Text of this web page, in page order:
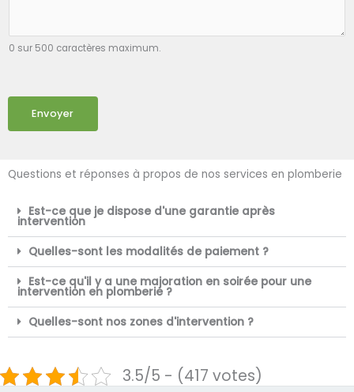
0 sur 500 caractères maximum.
Envoyer
Questions et réponses à propos de nos services en plomberie
Est-ce que je dispose d'une garantie après
intervention
Quelles-sont les modalités de paiement ?
Est-ce qu'il y a une majoration en soirée pour une
intervention en plomberie ?
Quelles-sont nos zones d'intervention ?
3.5/5 - (417 votes)